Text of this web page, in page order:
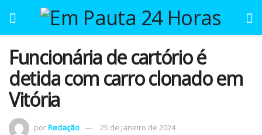
Funcionária de cartório é
detida com carro clonado em
Vitória
porRedação 25 de janeiro de 2024